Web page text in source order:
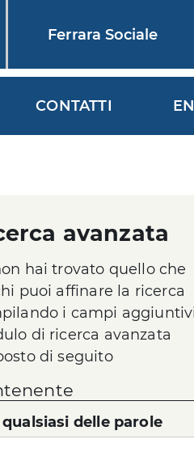
Ferrara Sociale
CONTATTI
avanzata
hai trovato quello che
puoi affinare la ricerca
i campi
di ricerca avanzata
di seguito
delle parole